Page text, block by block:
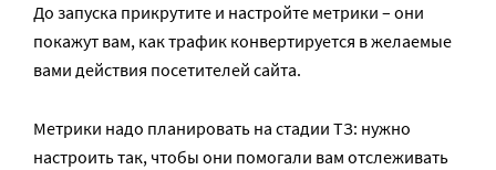
До запуска прикрутите и настройте метрики – они
покажут вам, как трафик конвертируется в желаемые
вами действия посетителей сайта.
Метрики надо планировать на стадии ТЗ: нужно
настроить так, чтобы они помогали вам отслеживать